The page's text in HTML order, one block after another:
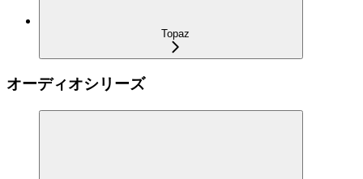
Topaz
オーディオシリーズ